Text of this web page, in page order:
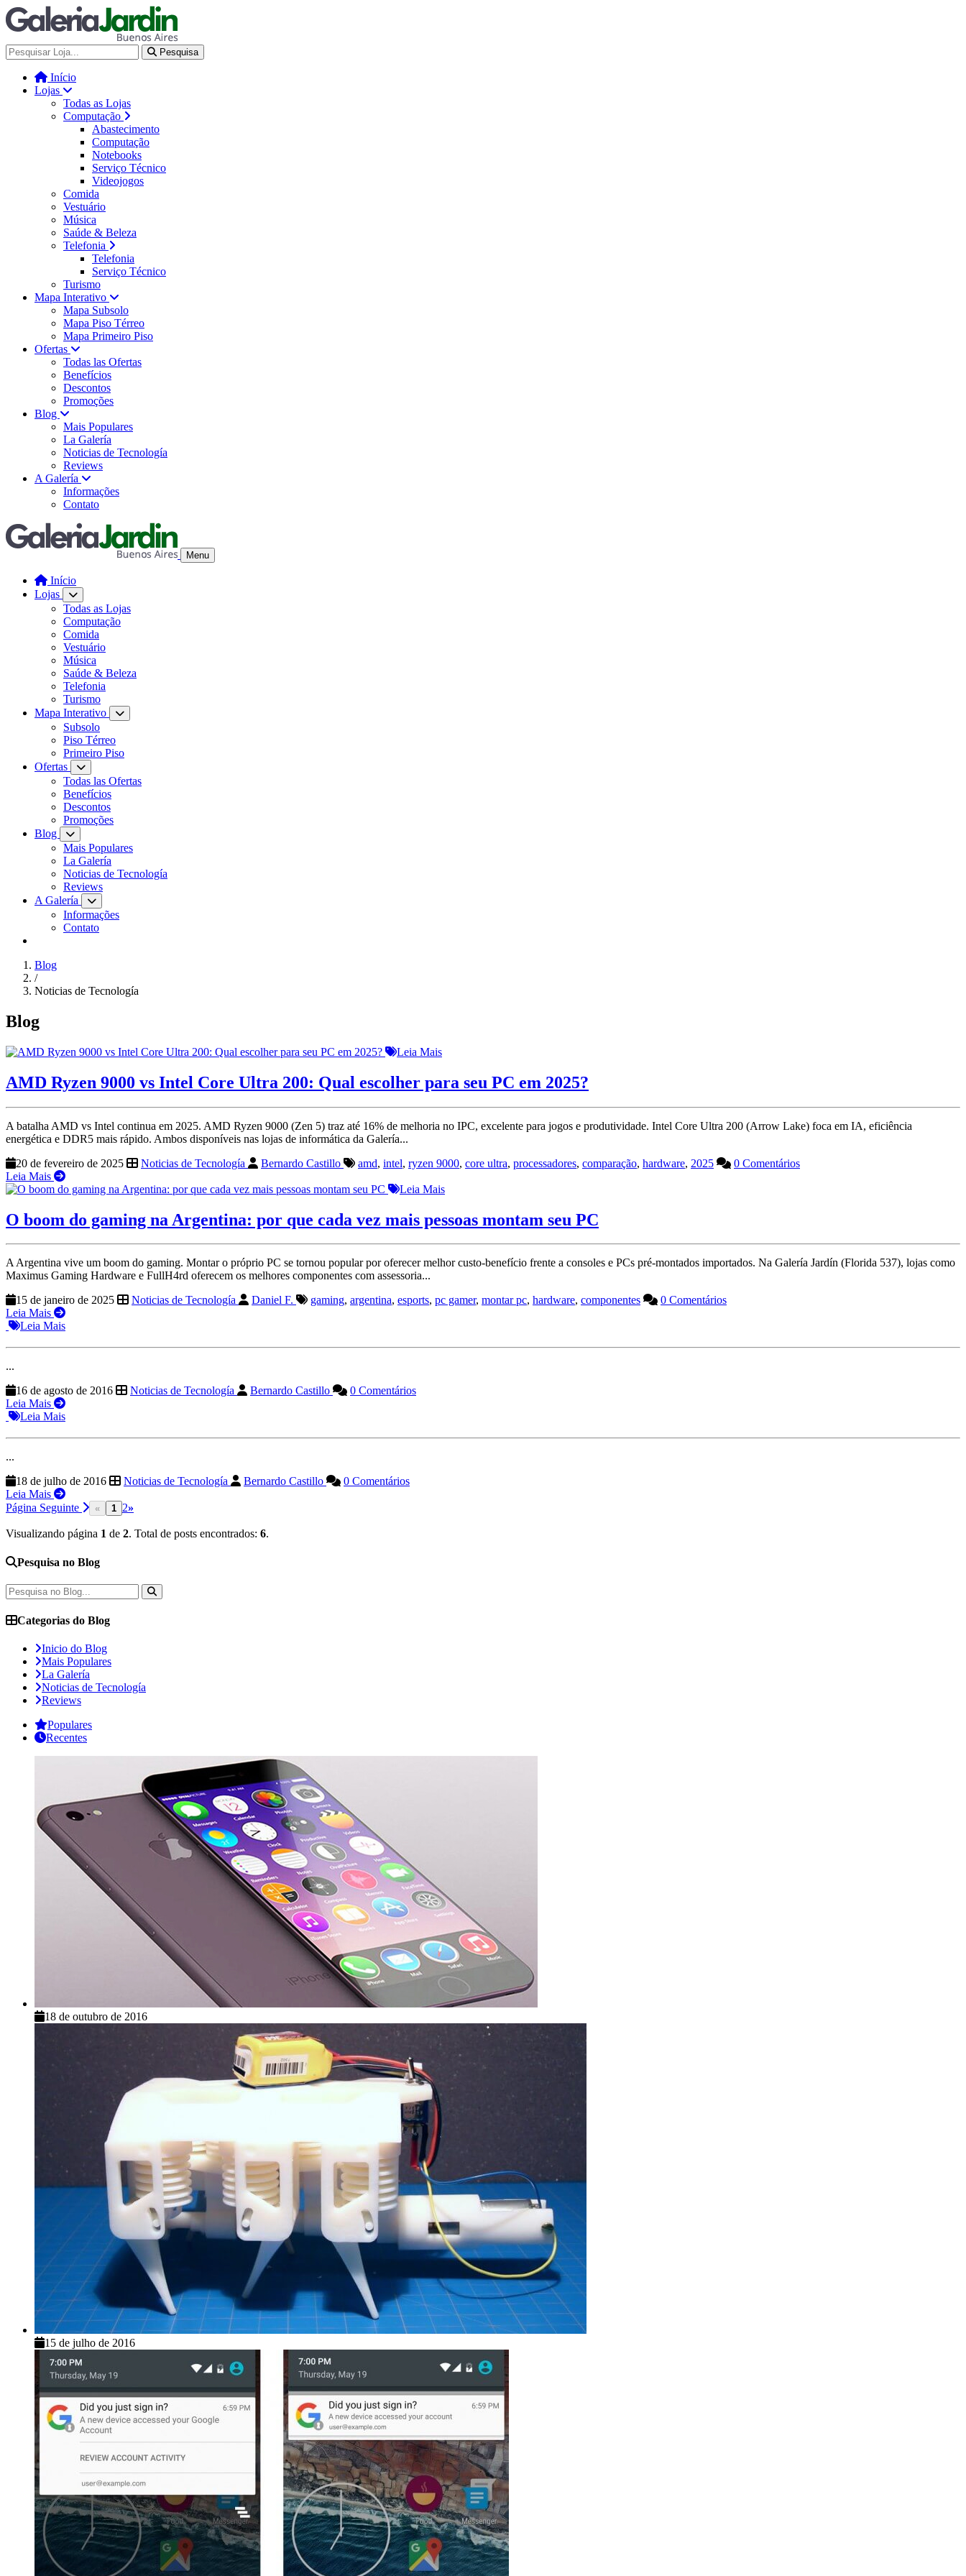
Galería Jardín - Centro de Tecnología y Computación de Buenos Aires
Pesquisa
Início
Lojas
Todas as Lojas
Computação
Abastecimento
Computação
Notebooks
Serviço Técnico
Videojogos
Comida
Vestuário
Música
Saúde & Beleza
Telefonia
Telefonia
Serviço Técnico
Turismo
Mapa Interativo
Mapa Subsolo
Mapa Piso Térreo
Mapa Primeiro Piso
Ofertas
Todas las Ofertas
Benefícios
Descontos
Promoções
Blog
Mais Populares
La Galería
Noticias de Tecnología
Reviews
A Galería
Informações
Contato
Menu
Início
Lojas
Todas as Lojas
Computação
Comida
Vestuário
Música
Saúde & Beleza
Telefonia
Turismo
Mapa Interativo
Subsolo
Piso Térreo
Primeiro Piso
Ofertas
Todas las Ofertas
Benefícios
Descontos
Promoções
Blog
Mais Populares
La Galería
Noticias de Tecnología
Reviews
A Galería
Informações
Contato
Blog
/
Noticias de Tecnología
Blog
Leia Mais
AMD Ryzen 9000 vs Intel Core Ultra 200: Qual escolher para seu PC em 2025?
A batalha AMD vs Intel continua em 2025. AMD Ryzen 9000 (Zen 5) traz até 16% de melhoria no IPC, excelente para jogos e produtividade. Intel Core Ultra 200 (Arrow Lake) foca em IA, eficiência
energética e DDR5 mais rápido. Ambos disponíveis nas lojas de informática da Galería...
20 de fevereiro de 2025
Noticias de Tecnología Bernardo Castillo amd, intel, ryzen 9000, core ultra, processadores, comparação, hardware, 2025
0 Comentários
Leia Mais
Leia Mais
O boom do gaming na Argentina: por que cada vez mais pessoas montam seu PC
A Argentina vive um boom do gaming. Montar o próprio PC se tornou popular por oferecer melhor custo-benefício frente a consoles e PCs pré-montados importados. Na Galería Jardín (Florida 537), lojas como
Maximus Gaming Hardware e FullH4rd oferecem os melhores componentes com assessoria...
15 de janeiro de 2025
Noticias de Tecnología Daniel F. gaming, argentina, esports, pc gamer, montar pc, hardware, componentes
0 Comentários
Leia Mais
Leia Mais
...
16 de agosto de 2016
Noticias de Tecnología Bernardo Castillo
0 Comentários
Leia Mais
Leia Mais
...
18 de julho de 2016
Noticias de Tecnología Bernardo Castillo
0 Comentários
Leia Mais
Página Seguinte
« 1 2»
Visualizando página 1 de 2. Total de posts encontrados: 6.
Pesquisa no Blog
Categorias do Blog
Inicio do Blog
Mais Populares
La Galería
Noticias de Tecnología
Reviews
Populares
Recentes
18 de outubro de 2016
15 de julho de 2016